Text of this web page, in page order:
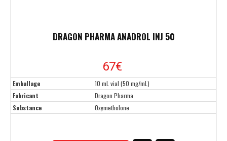
DRAGON PHARMA ANADROL INJ 50
67€
Emballage
10 mL vial (50 mg/mL)
Fabricant
Dragon Pharma
Substance
Oxymetholone